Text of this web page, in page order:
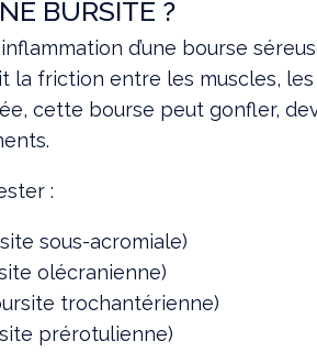
BURSITE ?
d’une bourse
la friction entre les muscles,
cette bourse peut gonfler,
:
sous-acromiale)
olécranienne)
trochantérienne)
prérotulienne)